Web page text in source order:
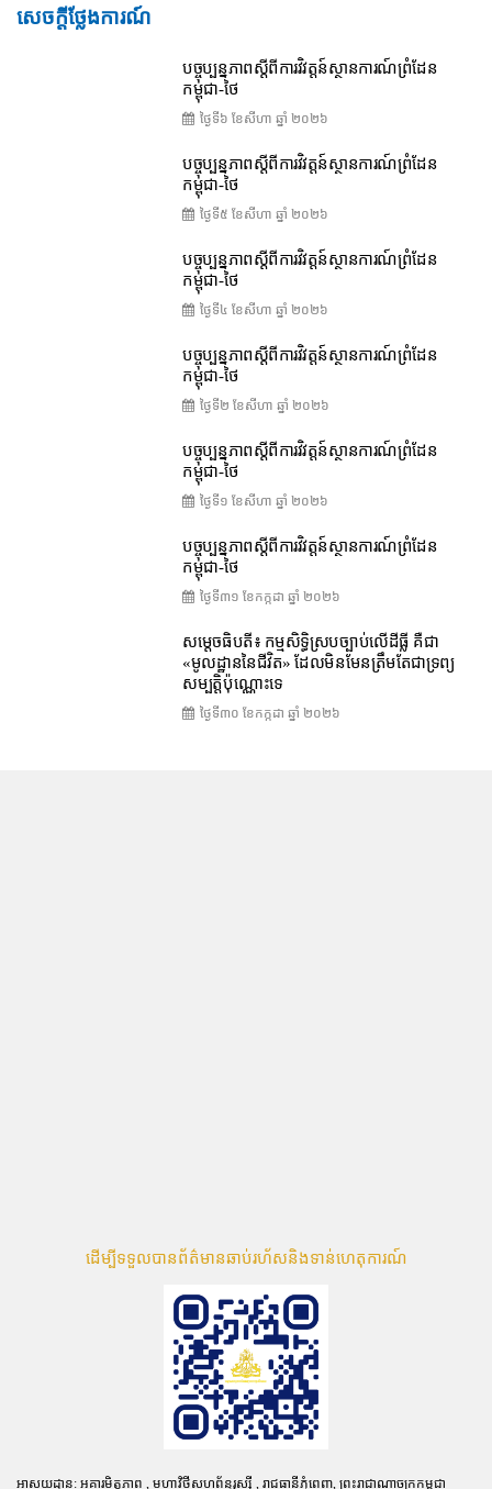
សេចក្តីថ្លែងការណ៍
បច្ចុប្បន្នភាពស្ដីពីការវិវត្តន៍ស្ថានការណ៍ព្រំដែន
កម្ពុជា-ថៃ
ថ្ងៃទី៦ ខែ​សីហា ឆ្នាំ ២០២៦
បច្ចុប្បន្នភាពស្ដីពីការវិវត្តន៍ស្ថានការណ៍ព្រំដែន
កម្ពុជា-ថៃ
ថ្ងៃទី៥ ខែ​សីហា ឆ្នាំ ២០២៦
បច្ចុប្បន្នភាពស្ដីពីការវិវត្តន៍ស្ថានការណ៍ព្រំដែន
កម្ពុជា-ថៃ
ថ្ងៃទី៤ ខែ​សីហា ឆ្នាំ ២០២៦
បច្ចុប្បន្នភាពស្ដីពីការវិវត្តន៍ស្ថានការណ៍ព្រំដែន
កម្ពុជា-ថៃ
ថ្ងៃទី២ ខែ​សីហា ឆ្នាំ ២០២៦
បច្ចុប្បន្នភាពស្ដីពីការវិវត្តន៍ស្ថានការណ៍ព្រំដែន
កម្ពុជា-ថៃ
ថ្ងៃទី១ ខែ​សីហា ឆ្នាំ ២០២៦
បច្ចុប្បន្នភាពស្ដីពីការវិវត្តន៍ស្ថានការណ៍ព្រំដែន
កម្ពុជា-ថៃ
ថ្ងៃទី៣១ ខែ​កក្កដា ឆ្នាំ ២០២៦
សម្តេចធិបតី៖ កម្មសិទ្ធិស្របច្បាប់លើដីធ្លី គឺជា
«មូលដ្ឋាននៃជីវិត» ដែលមិនមែនត្រឹមតែជាទ្រព្យ
សម្បត្តិប៉ុណ្ណោះទេ
ថ្ងៃទី៣០ ខែ​កក្កដា ឆ្នាំ ២០២៦
ដើម្បីទទួលបានព័ត៌មានឆាប់រហ័សនិងទាន់ហេតុការណ៍
អាសយដ្ឋាន: អគារមិត្តភាព , មហាវិថីសហព័ន្ធរុស្ស៊ី , រាជធានីភ្នំពេញ, ព្រះរាជាណាចក្រកម្ពុជា